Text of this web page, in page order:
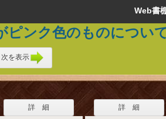
Web
ンク色のものについ
次を表示
詳 細 詳 細